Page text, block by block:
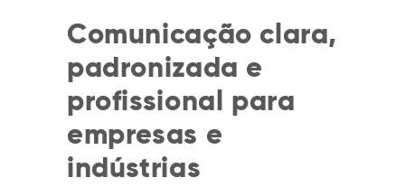
Comunicação clara,
padronizada e
profissional para
empresas e
indústrias